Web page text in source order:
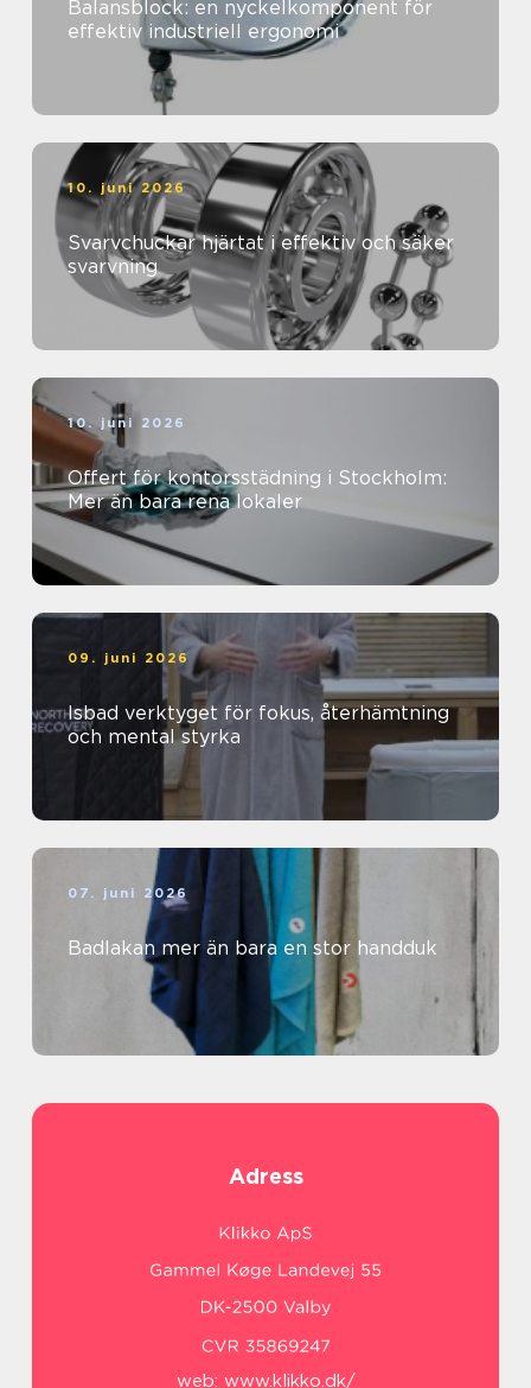
Balansblock: en nyckelkomponent för
effektiv industriell ergonomi
10. juni 2026
Svarvchuckar hjärtat i effektiv och säker
svarvning
10. juni 2026
Offert för kontorsstädning i Stockholm:
Mer än bara rena lokaler
09. juni 2026
Isbad verktyget för fokus, återhämtning
och mental styrka
07. juni 2026
Badlakan mer än bara en stor handduk
Adress
web: www.klikko.dk/